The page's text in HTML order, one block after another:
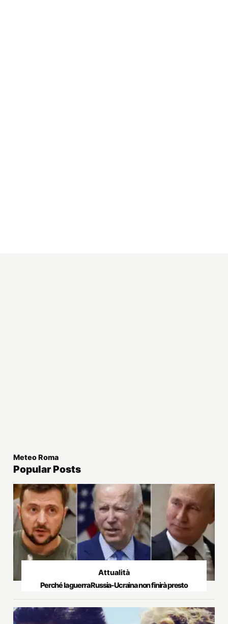
Meteo Roma
Popular Posts
Attualità
Perché la guerra Russia-Ucraina non finirà presto